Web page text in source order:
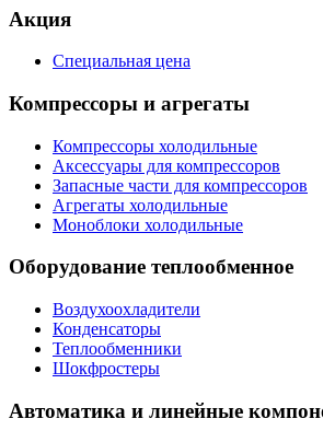
Акция
Специальная цена
Компрессоры и агрегаты
Компрессоры холодильные
Аксессуары для компрессоров
Запасные части для компрессоров
Агрегаты холодильные
Моноблоки холодильные
Оборудование теплообменное
Воздухоохладители
Конденсаторы
Теплообменники
Шокфростеры
Автоматика и линейные